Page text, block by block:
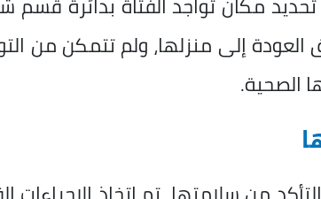
إلى منزلها، ولم تتمكن من
الصحية.